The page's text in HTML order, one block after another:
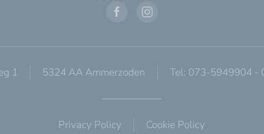
1 5324 AA Ammerzoden Tel: 073-5949904 -
Privacy Policy Cookie Policy